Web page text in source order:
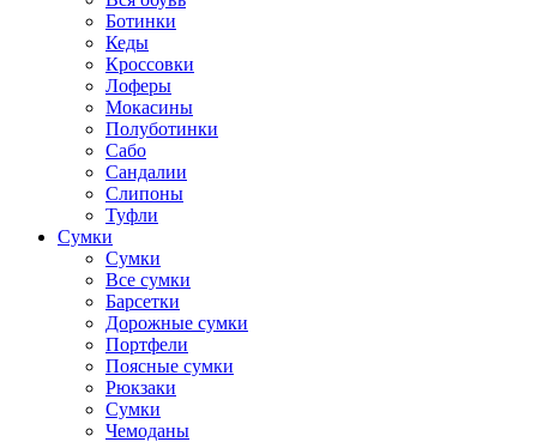
Ботинки
Кеды
Кроссовки
Лоферы
Мокасины
Полуботинки
Сабо
Сандалии
Слипоны
Туфли
Сумки
Сумки
Все сумки
Барсетки
Дорожные сумки
Портфели
Поясные сумки
Рюкзаки
Сумки
Чемоданы